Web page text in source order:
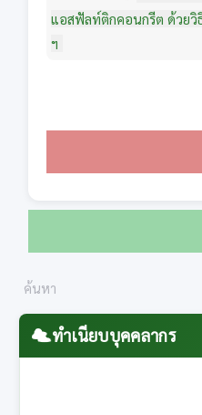
แอสฟัลท์ติกคอนกรีต ด้วยวิ
ฯ
ทำเนียบบุคคลากร